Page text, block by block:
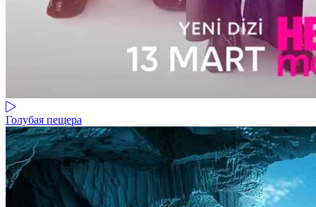
Голубая пещера